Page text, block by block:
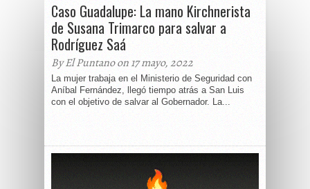
Caso Guadalupe: La mano Kirchnerista
de Susana Trimarco para salvar a
Rodríguez Saá
By El Puntano on 17 mayo, 2022
La mujer trabaja en el Ministerio de Seguridad con
Aníbal Fernández, llegó tiempo atrás a San Luis
con el objetivo de salvar al Gobernador. La...